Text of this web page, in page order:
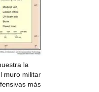
la
muro militar
más